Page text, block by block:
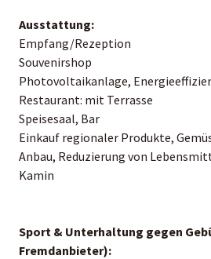
Ausstattung:
Empfang/Rezeption
Souvenirshop
Photovoltaikanlage,
Restaurant: mit Terrasse
Speisesaal, Bar
Einkauf regionaler Produkte,
Anbau, Reduzierung von
Kamin
Sport & Unterhaltung gegen
Fremdanbieter):